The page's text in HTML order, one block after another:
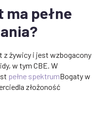
ma pełne
z żywicy i jest wzbogacony
w tym CBE. W
pełne spektrumBogaty w
złożoność